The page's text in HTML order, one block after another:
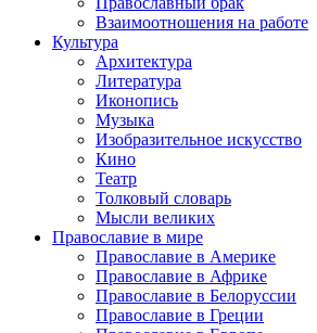
Взаимоотношения на работе
Культура
Архитектура
Литература
Иконопись
Музыка
Изобразительное искусство
Кино
Театр
Толковый словарь
Мысли великих
Православие в мире
Православие в Америке
Православие в Африке
Православие в Белоруссии
Православие в Греции